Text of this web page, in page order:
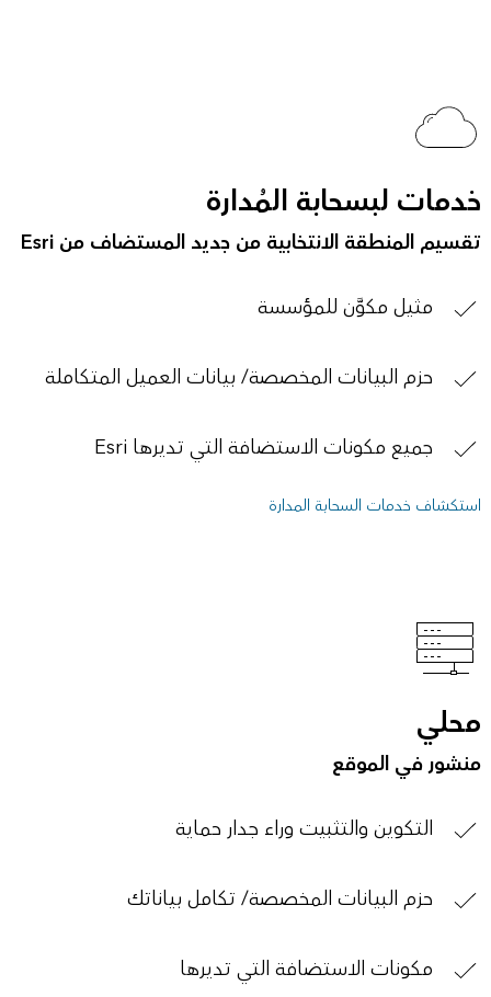
خدمات لبسحابة المُدارة
تقسيم المنطقة الانتخابية من جديد المستضاف من Esri
مثيل مكوَّن للمؤسسة
حزم البيانات المخصصة/ بيانات العميل المتكاملة
جميع مكونات الاستضافة التي تديرها Esri
استكشاف خدمات السحابة المدارة
محلي
منشور في الموقع
التكوين والتثبيت وراء جدار حماية
حزم البيانات المخصصة/ تكامل بياناتك
مكونات الاستضافة التي تديرها